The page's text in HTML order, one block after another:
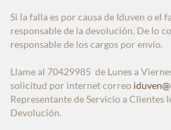
Si la falla es por causa de Iduven o el
responsable de la devolución. De lo
responsable de los cargos por envío.
Llame al 70429985 de Lunes a
solicitud por internet correo
Representante de Servicio a Clientes
Devolución.